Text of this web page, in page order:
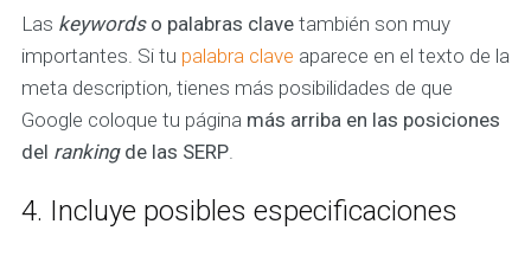
Las keywordso palabras clavetambién son muy
importantes. Si tu palabra clave aparece en el texto de la
meta description, tienes más posibilidades de que
Google coloque tu página más arriba en las posiciones
del rankingde las SERP.
4. Incluye posibles especificaciones